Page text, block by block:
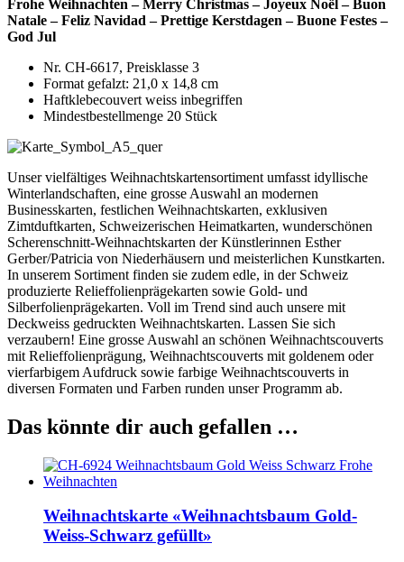
Frohe Weihnachten – Merry Christmas – Joyeux Noël – Buon
Natale – Feliz Navidad – Prettige Kerstdagen – Buone Festes –
God Jul
Nr. CH-6617, Preisklasse 3
Format gefalzt: 21,0 x 14,8 cm
Haftklebecouvert weiss inbegriffen
Mindestbestellmenge 20 Stück
Unser vielfältiges Weihnachtskartensortiment umfasst idyllische
Winterlandschaften, eine grosse Auswahl an modernen
Businesskarten, festlichen Weihnachtskarten, exklusiven
Zimtduftkarten, Schweizerischen Heimatkarten, wunderschönen
Scherenschnitt-Weihnachtskarten der Künstlerinnen Esther
Gerber/Patricia von Niederhäusern und meisterlichen Kunstkarten.
In unserem Sortiment finden sie zudem edle, in der Schweiz
produzierte Relieffolienprägekarten sowie Gold- und
Silberfolienprägekarten. Voll im Trend sind auch unsere mit
Deckweiss gedruckten Weihnachtskarten. Lassen Sie sich
verzaubern! Eine grosse Auswahl an schönen Weihnachtscouverts
mit Relieffolienprägung, Weihnachtscouverts mit goldenem oder
vierfarbigem Aufdruck sowie farbige Weihnachtscouverts in
diversen Formaten und Farben runden unser Programm ab.
Das könnte dir auch gefallen …
Weihnachtskarte «Weihnachtsbaum Gold-
Weiss-Schwarz gefüllt»